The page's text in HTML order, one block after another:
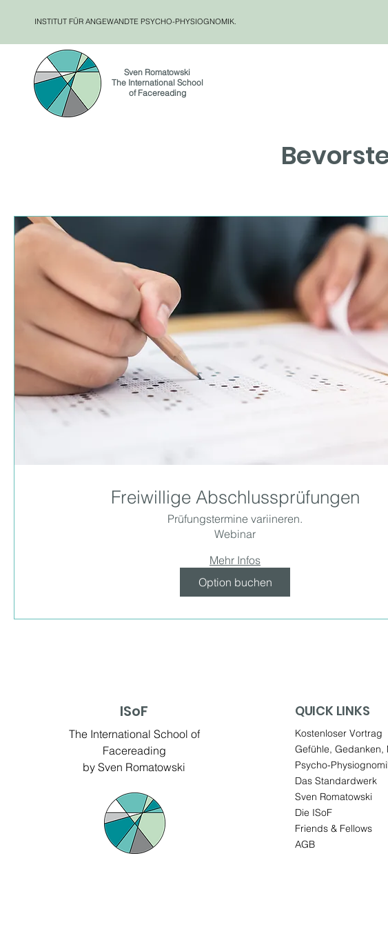
INSTITUT FÜR ANGEWANDTE PSYCHO-PHYSIOGNOMIK.
Sven Romatowski
The International School
of Facereading
Freiwillige Abschlussprüfungen
Prüfungstermine variineren.
Webinar
Mehr Infos
Option buchen
ISoF
The International School of
Facereading
by Sven Romatowski
QUICK LINKS
Kostenloser Vortrag
Gefühle, Gedanken,
Psycho-
Das Standardwerk
Sven Romatowski
Die ISoF
Friends & Fellows
AGB